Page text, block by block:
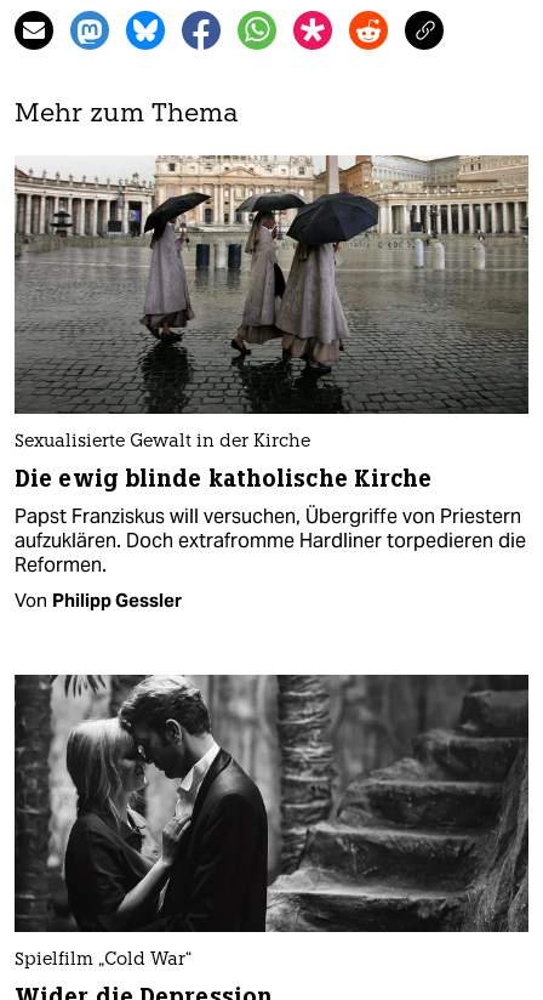
Mehr zum Thema
Sexualisierte Gewalt in der Kirche
Die ewig blinde katholische Kirche
Papst Franziskus will versuchen, Übergriffe von Priestern
aufzuklären. Doch extrafromme Hardliner torpedieren die
Reformen.
Von Philipp Gessler
Spielfilm „Cold War“